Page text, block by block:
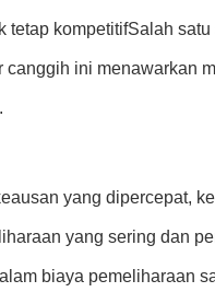
kompetitifSalah
ini menawarkan
yang dipercepat,
yang sering dan
biaya pemeliharaan